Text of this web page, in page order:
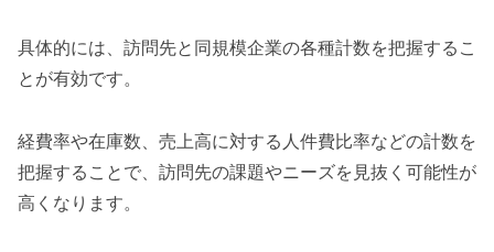
具体的には、訪問先と同規模企業の各種計数を把握するこ
とが有効です。
経費率や在庫数、売上高に対する人件費比率などの計数を
把握することで、訪問先の課題やニーズを見抜く可能性が
高くなります。